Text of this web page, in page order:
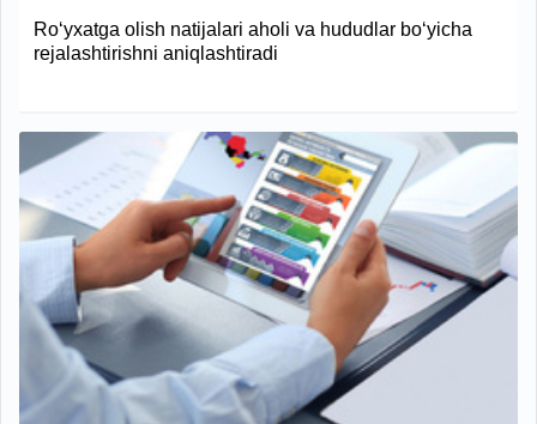
Ro‘yxatga olish natijalari aholi va hududlar bo‘yicha
rejalashtirishni aniqlashtiradi